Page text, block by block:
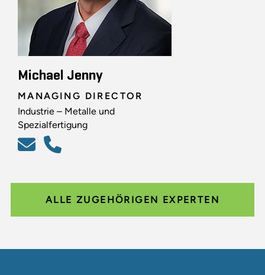
Michael Jenny
MANAGING DIRECTOR
Industrie – Metalle und
Spezialfertigung
ALLE ZUGEHÖRIGEN EXPERTEN